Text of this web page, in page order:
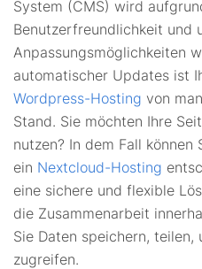
System (CMS) wird
Benutzerfreundlichkeit und
Anpassungsmöglichkeiten
automatischer Updates ist
Wordpress-Hosting von
Stand. Sie möchten Ihre
nutzen? In dem Fall
ein Nextcloud-Hosting
eine sichere und flexible
die Zusammenarbeit
Sie Daten speichern,
zugreifen.